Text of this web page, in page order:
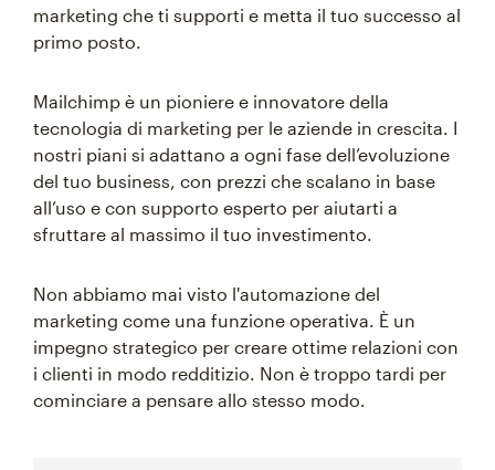
marketing che ti supporti e metta il tuo successo al
primo posto.
Mailchimp è un pioniere e innovatore della
tecnologia di marketing per le aziende in crescita. I
nostri piani si adattano a ogni fase dell’evoluzione
del tuo business, con prezzi che scalano in base
all’uso e con supporto esperto per aiutarti a
sfruttare al massimo il tuo investimento.
Non abbiamo mai visto l'automazione del
marketing come una funzione operativa. È un
impegno strategico per creare ottime relazioni con
i clienti in modo redditizio. Non è troppo tardi per
cominciare a pensare allo stesso modo.